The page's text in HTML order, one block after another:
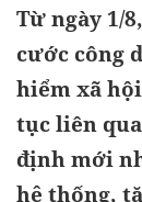
Từ ngày 1/
cước công
hiểm xã
tục liên
định mới
hệ thống,